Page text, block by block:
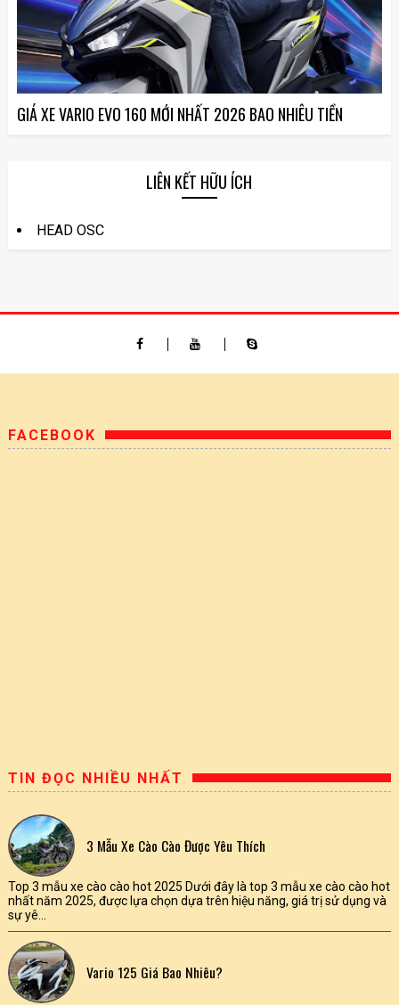
GIÁ XE VARIO EVO 160 MỚI NHẤT 2026 BAO NHIÊU TIỀN
LIÊN KẾT HỮU ÍCH
HEAD OSC
FACEBOOK
TIN ĐỌC NHIỀU NHẤT
3 Mẫu Xe Cào Cào Được Yêu Thích
Top 3 mẫu xe cào cào hot 2025 Dưới đây là top 3 mẫu xe cào cào hot
nhất năm 2025, được lựa chọn dựa trên hiệu năng, giá trị sử dụng và
sự yê...
Vario 125 Giá Bao Nhiêu?